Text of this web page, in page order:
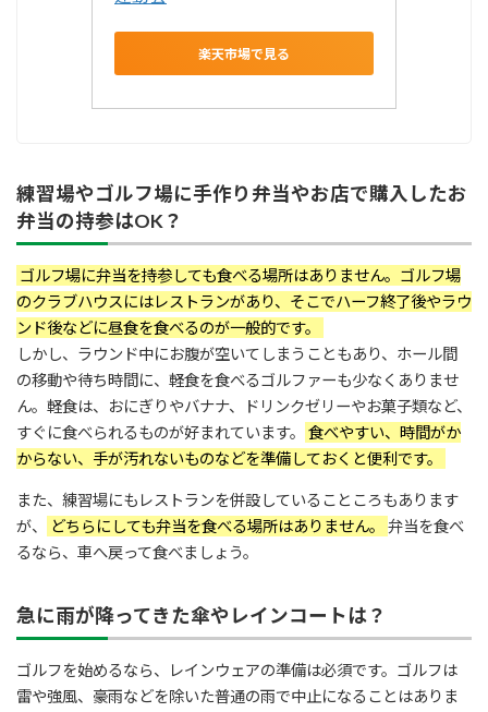
楽天市場で見る
練習場やゴルフ場に手作り弁当やお店で購入したお
弁当の持参はOK？
ゴルフ場に弁当を持参しても食べる場所はありません。ゴルフ場
のクラブハウスにはレストランがあり、そこでハーフ終了後やラウ
ンド後などに昼食を食べるのが一般的です。
しかし、ラウンド中にお腹が空いてしまうこともあり、ホール間
の移動や待ち時間に、軽食を食べるゴルファーも少なくありませ
ん。軽食は、おにぎりやバナナ、ドリンクゼリーやお菓子類など、
すぐに食べられるものが好まれています。
食べやすい、時間がか
からない、手が汚れないものなどを準備しておくと便利です。
また、練習場にもレストランを併設していることころもあります
が、
どちらにしても弁当を食べる場所はありません。 弁当を食べ
るなら、車へ戻って食べましょう。
急に雨が降ってきた傘やレインコートは？
ゴルフを始めるなら、レインウェアの準備は必須です。ゴルフは
雷や強風、豪雨などを除いた普通の雨で中止になることはありま